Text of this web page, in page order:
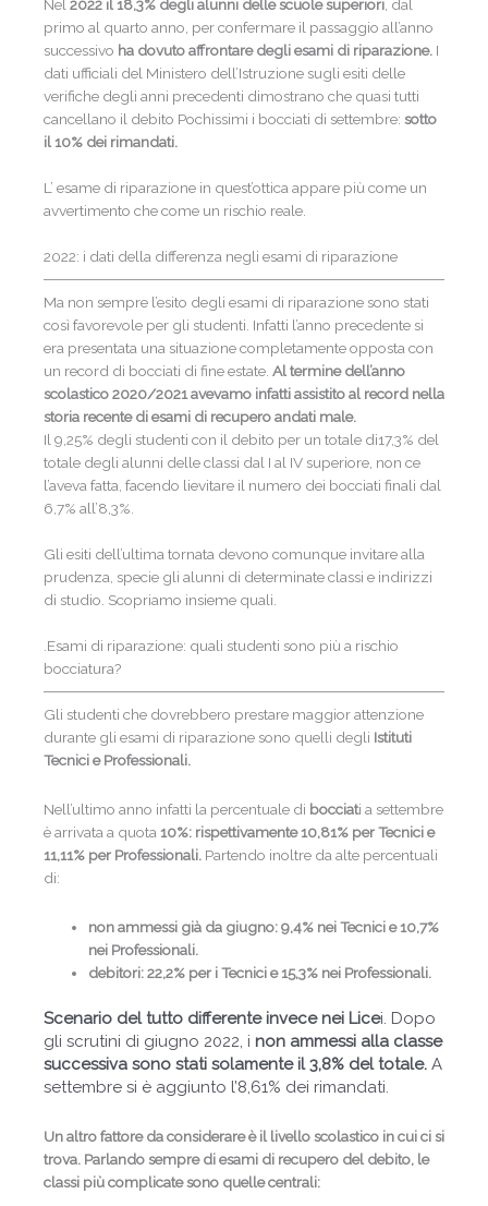
Nel2022 il 18,3% degli alunni delle scuole superiori, dal
primo al quarto anno, per confermare il passaggio all’anno
successivo ha dovuto affrontare degli esami di riparazione. I
dati ufficiali del Ministero dell’Istruzione sugli esiti delle
verifiche degli anni precedenti dimostrano che quasi tutti
cancellano il debito Pochissimi i bocciati di settembre: sotto
il 10% dei rimandati.
L’ esame di riparazione in quest’ottica appare più come un
avvertimento che come un rischio reale.
2022: i dati della differenza negli esami di riparazione
Ma non sempre l’esito degli esami di riparazione sono stati
così favorevole per gli studenti. Infatti l’anno precedente si
era presentata una situazione completamente opposta con
un record di bocciati di fine estate. Al termine dell’anno
scolastico 2020/2021 avevamo infatti assistito al record nella
storia recente di esami di recupero andati male.
Il 9,25% degli studenti con il debito per un totale di17,3% del
totale degli alunni delle classi dal I al IV superiore, non ce
l’aveva fatta, facendo lievitare il numero dei bocciati finali dal
6,7% all’8,3%.
Gli esiti dell’ultima tornata devono comunque invitare alla
prudenza, specie gli alunni di determinate classi e indirizzi
di studio. Scopriamo insieme quali.
.Esami di riparazione: quali studenti sono più a rischio
bocciatura?
Gli studenti che dovrebbero prestare maggior attenzione
durante gli esami di riparazione sono quelli degli Istituti
Tecnici e Professionali.
Nell’ultimo anno infatti la percentuale di bocciati a settembre
è arrivata a quota 10%: rispettivamente 10,81% per Tecnici e
11,11% per Professionali. Partendo inoltre da alte percentuali
di:
non ammessi già da giugno: 9,4% nei Tecnici e 10,7%
nei Professionali.
debitori: 22,2% per i Tecnici e 15,3% nei Professionali.
Scenario del tutto differente invece nei Licei. Dopo
gli scrutini di giugno 2022, i non ammessi alla classe
successiva sono stati solamente il 3,8% del totale. A
settembre si è aggiunto l’8,61% dei rimandati.
Un altro fattore da considerare è il livello scolastico in cui ci si
trova. Parlando sempre di esami di recupero del debito, le
classi più complicate sono quelle centrali: